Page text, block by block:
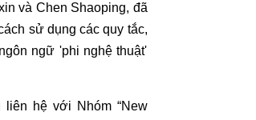
và Chen Shaoping, đã
sử dụng các quy tắc,
ngữ 'phi nghệ thuật'
liên hệ với Nhóm “New